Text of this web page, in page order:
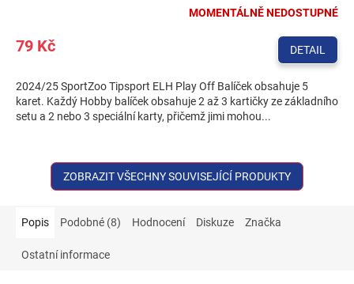
MOMENTÁLNĚ NEDOSTUPNÉ
79 Kč DETAIL
2024/25 SportZoo Tipsport ELH Play Off Balíček obsahuje 5
karet. Každý Hobby balíček obsahuje 2 až 3 kartičky ze základního
setu a 2 nebo 3 speciální karty, přičemž jimi mohou...
ZOBRAZIT VŠECHNY SOUVISEJÍCÍ PRODUKTY
Popis Podobné (8) Hodnocení Diskuze Značka
Ostatní informace